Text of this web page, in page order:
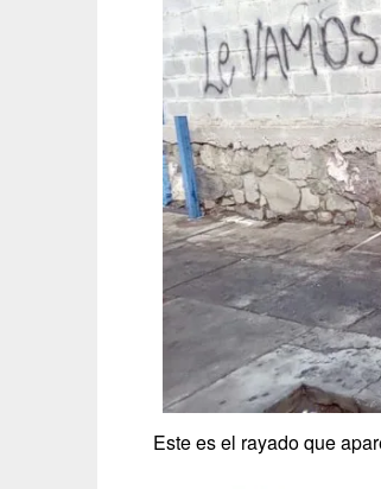
Este es el rayado que